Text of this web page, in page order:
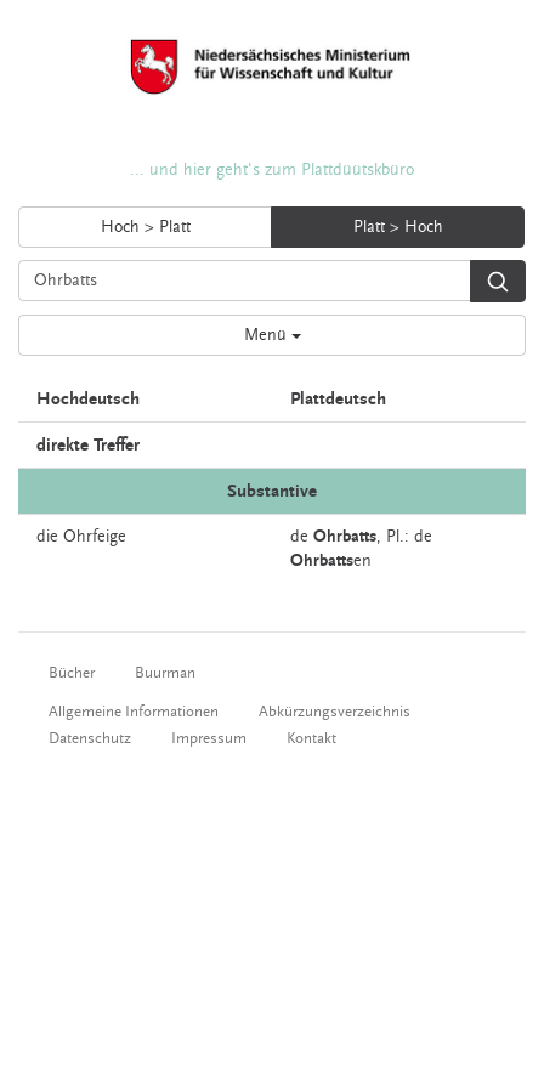
... und hier geht's zum Plattdüütskbüro
Hoch > Platt Platt > Hoch
Menü
Hochdeutsch Plattdeutsch
direkte Treffer
Substantive
die Ohrfeige de Ohrbatts, Pl.: de
Ohrbattsen
Bücher Buurman
Allgemeine Informationen
Abkürzungsverzeichnis
Datenschutz
Impressum Kontakt